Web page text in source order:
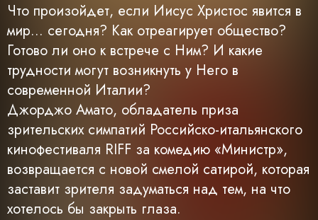
Что произойдет, если Иисус Христос явится в
мир... сегодня? Как отреагирует общество?
Готово ли оно к встрече с Ним? И какие
трудности могут возникнуть у Него в
современной Италии?
Джорджо Амато, обладатель приза
зрительских симпатий Российско-итальянского
кинофестиваля RIFF за комедию «Министр»,
возвращается с новой смелой сатирой, которая
заставит зрителя задуматься над тем, на что
хотелось бы закрыть глаза.